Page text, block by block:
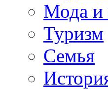
Мода и
Туризм
Семья